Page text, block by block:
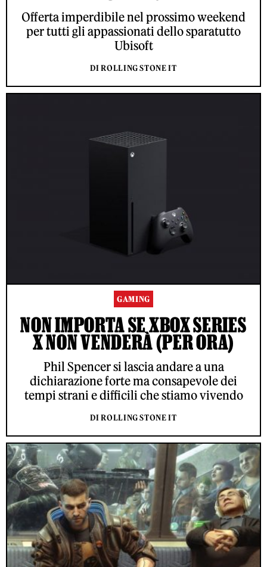
Offerta imperdibile nel prossimo weekend
per tutti gli appassionati dello sparatutto
Ubisoft
DI ROLLING STONE IT
GAMING
NON IMPORTA SE XBOX SERIES
X NON VENDERÀ (PER ORA)
Phil Spencer si lascia andare a una
dichiarazione forte ma consapevole dei
tempi strani e difficili che stiamo vivendo
DI ROLLING STONE IT